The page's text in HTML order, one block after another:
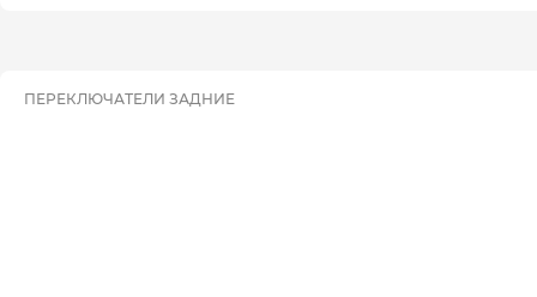
ПЕРЕКЛЮЧАТЕЛИ ЗАДНИЕ